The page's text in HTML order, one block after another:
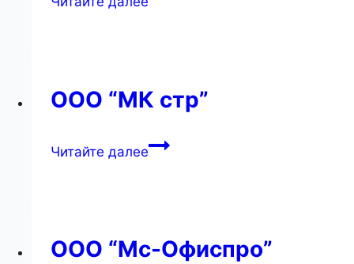
ООО “МК стр”
Читайте далееООО
ООО “Мс-Офиспро”